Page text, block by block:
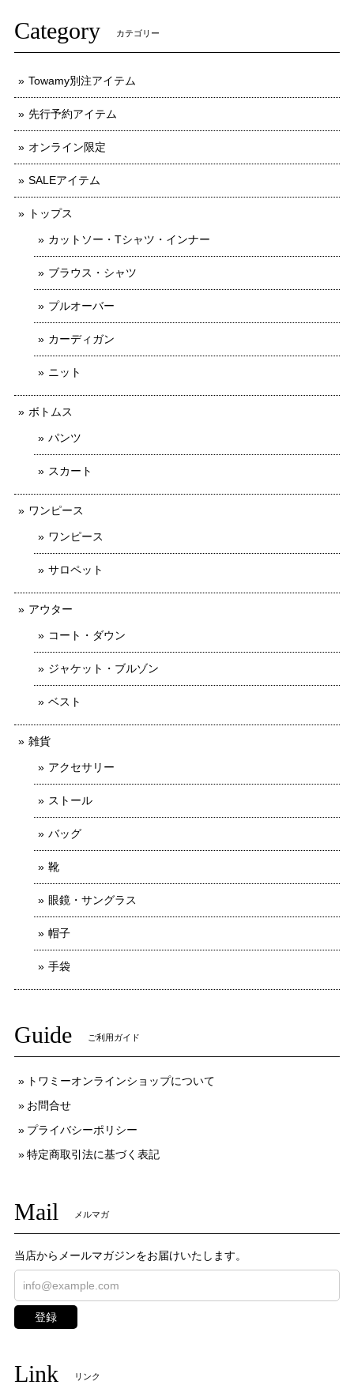
Category カテゴリー
Towamy別注アイテム
先行予約アイテム
オンライン限定
SALEアイテム
トップス
カットソー・Tシャツ・インナー
ブラウス・シャツ
プルオーバー
カーディガン
ニット
ボトムス
パンツ
スカート
ワンピース
ワンピース
サロペット
アウター
コート・ダウン
ジャケット・ブルゾン
ベスト
雑貨
アクセサリー
ストール
バッグ
靴
眼鏡・サングラス
帽子
手袋
Guide ご利用ガイド
トワミーオンラインショップについて
お問合せ
プライバシーポリシー
特定商取引法に基づく表記
Mail メルマガ
当店からメールマガジンをお届けいたします。
登録
Link リンク